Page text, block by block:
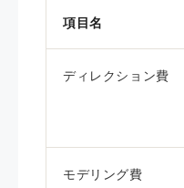
項目名
ディレクション費
モデリング費